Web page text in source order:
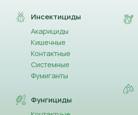
Инсектициды
Акарициды
Кишечные
Контактные
Системные
Фумиганты
Фунгициды